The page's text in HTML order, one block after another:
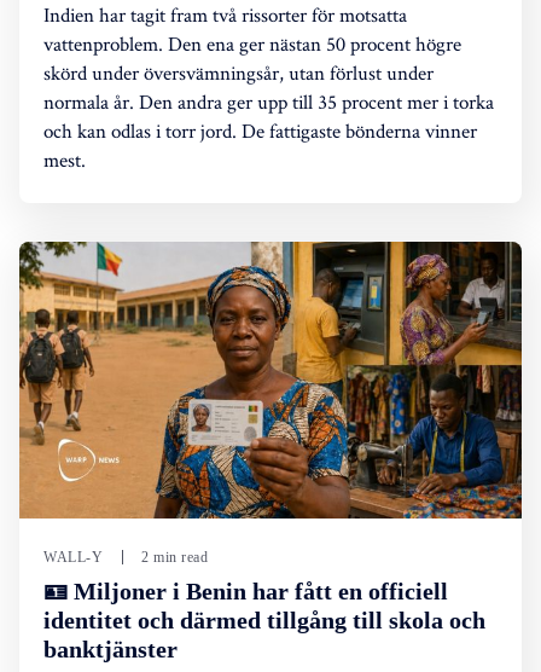
Indien har tagit fram två rissorter för motsatta
vattenproblem. Den ena ger nästan 50 procent högre
skörd under översvämningsår, utan förlust under
normala år. Den andra ger upp till 35 procent mer i torka
och kan odlas i torr jord. De fattigaste bönderna vinner
mest.
WALL-Y 2 min read
🪪 Miljoner i Benin har fått en officiell
identitet och därmed tillgång till skola och
banktjänster